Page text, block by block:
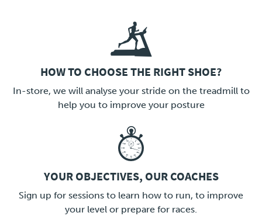
LINK
HOW TO CHOOSE THE RIGHT SHOE?
In-store, we will analyse your stride on the treadmill to
help you to improve your posture
LINK
YOUR OBJECTIVES, OUR COACHES
Sign up for sessions to learn how to run, to improve
your level or prepare for races.